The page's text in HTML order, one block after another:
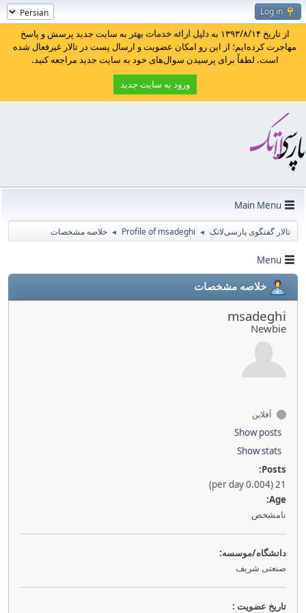
Log in
از تاریخ ۱۳۹۳/۸/۱۴ به دلیل ارائه خدمات بهتر به سایت جدید پرسش و پاسخ
مهاجرت کرده‌ایم؛ از این رو امکان عضویت و ارسال پست در تالار غیرفعال شده
است. لطفاً برای پرسیدن سوال‌های خود به سایت جدید مراجعه کنید.
ورود به سایت جدید
Main Menu
تالار گفتگوی پارسی‌لاتک ◄
Profile of msadeghi
◄ خلاصه مشخصات
Menu
خلاصه مشخصات
msadeghi
Newbie
آفلاین
Show posts
Show stats
Posts:
21 (0.004 per day)
Age:
نامشخص
دانشگاه/موسسه:
صنعتی شریف
تاريخ عضويت :